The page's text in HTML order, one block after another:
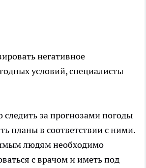
негативное
условий, специалисты
следить за прогнозами погоды
планы в соответствии с ними.
людям необходимо
с врачом и иметь под